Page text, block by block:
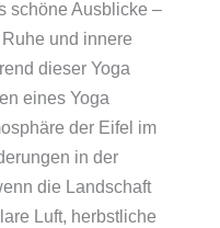
schöne Ausblicke –
und innere
dieser Yoga
eines Yoga
der Eifel im
in der
die Landschaft
Luft, herbstliche